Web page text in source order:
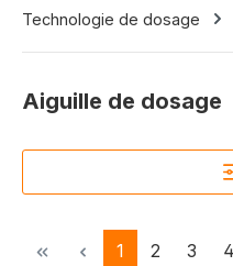
Technologie de dosage
Aiguille de dosage
Page
1 Page
2 Page
3 4